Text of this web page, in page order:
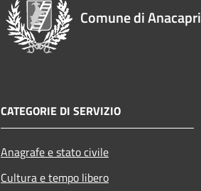
Comune di Anacapri
CATEGORIE DI SERVIZIO
Anagrafe e stato civile
Cultura e tempo libero